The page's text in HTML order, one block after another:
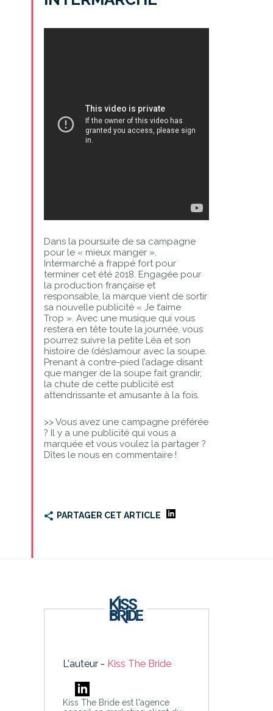
Dans la poursuite de sa campagne
pour le « mieux manger »,
Intermarché a frappé fort pour
terminer cet été 2018. Engagée pour
la production française et
responsable, la marque vient de sortir
sa nouvelle publicité « Je t’aime
Trop ». Avec une musique qui vous
restera en tête toute la journée, vous
pourrez suivre la petite Léa et son
histoire de (dés)amour avec la soupe.
Prenant à contre-pied l’adage disant
que manger de la soupe fait grandir,
la chute de cette publicité est
attendrissante et amusante à la fois.
>> Vous avez une campagne préférée
? Il y a une publicité qui vous a
marquée et vous voulez la partager ?
Dîtes le nous en commentaire !
PARTAGER CET ARTICLE
L'auteur - Kiss The Bride
Kiss The Bride est l'agence